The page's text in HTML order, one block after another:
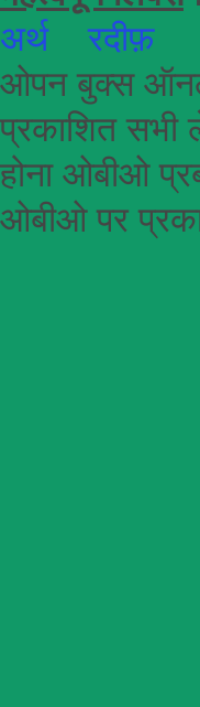
अर्थ
रदीफ़
ओपन बुक्स
प्रकाशित सभी
होना ओबीओ
ओबीओ पर